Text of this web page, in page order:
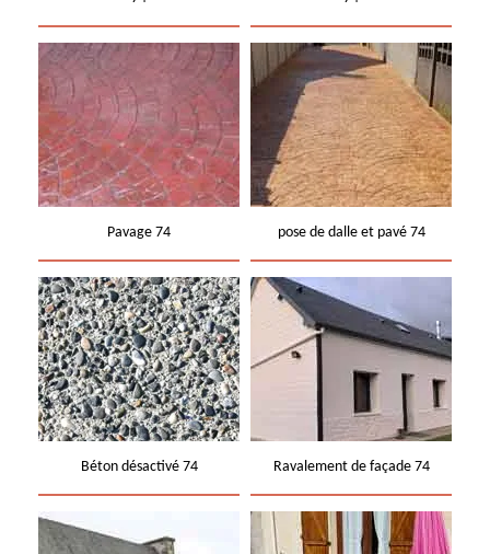
Pavage 74 pose de dalle et pavé 74
Béton désactivé 74 Ravalement de façade 74